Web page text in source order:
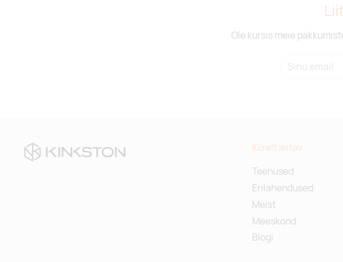
Ole kursis meie
Kiirelt leitav
Teenused
Erilahendused
Meist
Meeskond
Blogi